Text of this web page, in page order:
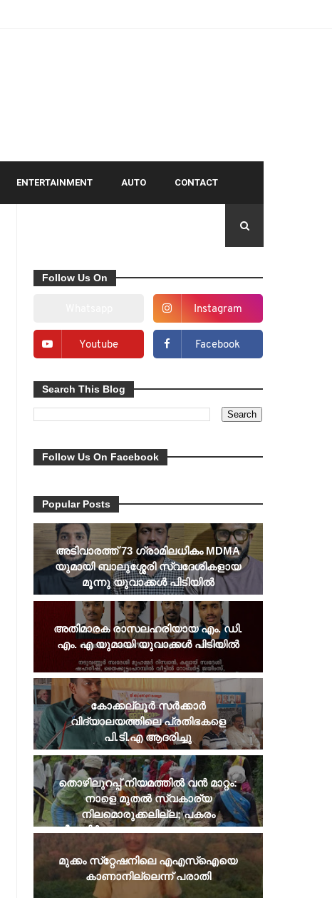
ENTERTAINMENT AUTO CONTACT
Follow Us On
Instagram
Youtube Facebook
Search This Blog
Follow Us On Facebook
Popular Posts
അടിവാരത്ത് 73 ഗ്രാമിലധികം MDMA
യുമായി ബാലുശ്ശേരി സ്വദേശികളായ
മൂന്നു യുവാക്കൾ പിടിയിൽ
അതിമാരക രാസലഹരിയായ എം. ഡി.
എം. എ യുമായി യുവാക്കൾ പിടിയിൽ
കോക്കല്ലൂർ സർക്കാർ
വിദ്യാലയത്തിലെ പ്രതിഭകളെ
പി.ടി.എ ആദരിച്ചു
തൊഴിലുറപ്പ് നിയമത്തില്‍ വന്‍ മാറ്റം:
നാളെ മുതല്‍ സ്വകാര്യ
നിലമൊരുക്കലില്ല; പകരം
വീടുനിര്‍മാണവും ജലസംരക്ഷണവും
മുക്കം സ്‌റ്റേഷനിലെ എഎസ്‌ഐയെ
കാണാനില്ലെന്ന് പരാതി